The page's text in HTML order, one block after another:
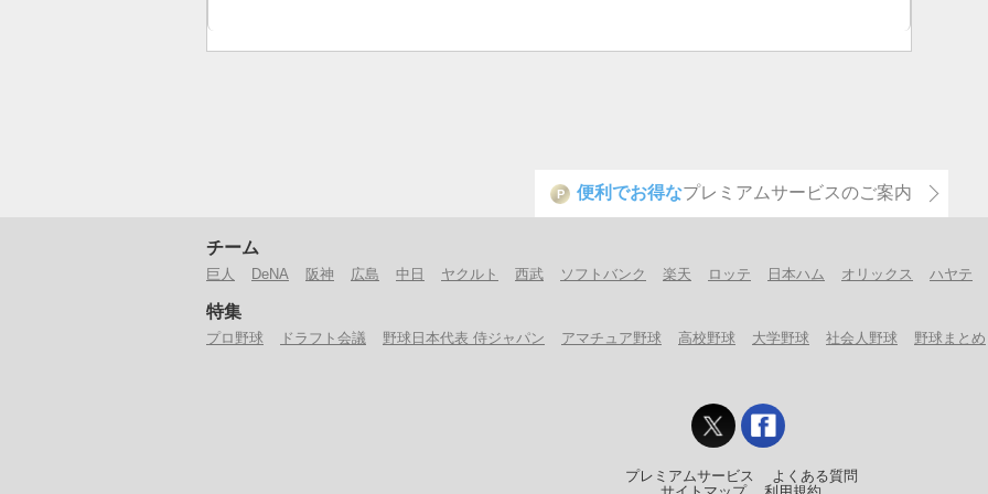
P 便利でお得なプレミアムサービスのご案内
チーム
巨人 DeNA 阪神 広島 中日 ヤクルト 西武 ソフトバンク 楽天 ロッテ 日本ハム オリックス ハヤテ
特集
プロ野球 ドラフト会議 野球日本代表 侍ジャパン アマチュア野球 高校野球 大学野球 社会人野球 野球まとめ
プレミアムサービス
よくある質問